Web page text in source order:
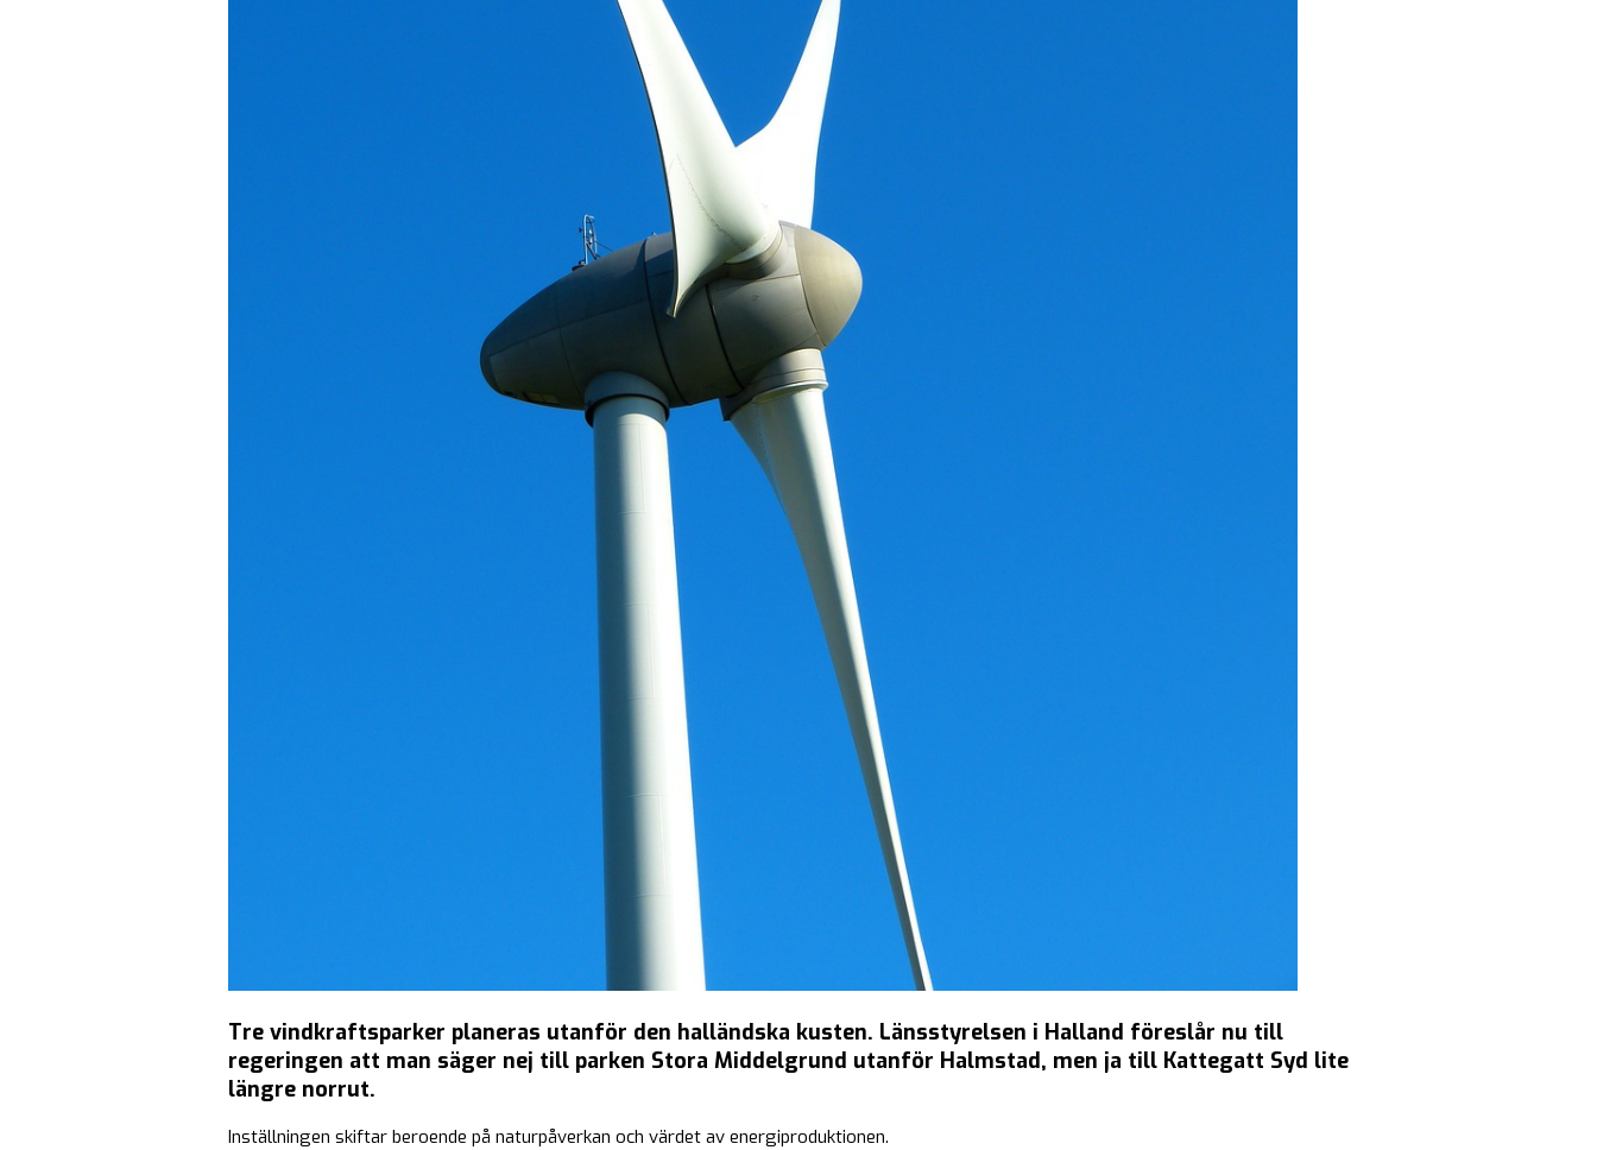
Tre vindkraftsparker planeras utanför den halländska kusten. Länsstyrelsen i Halland föreslår nu till
regeringen att man säger nej till parken Stora Middelgrund utanför Halmstad, men ja till Kattegatt Syd lite
längre norrut.
Inställningen skiftar beroende på naturpåverkan och värdet av energiproduktionen.